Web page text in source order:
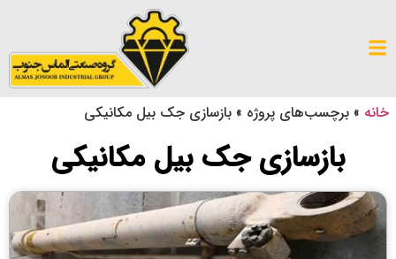
خانه » برچسب‌های پروژه » بازسازی جک بیل مکانیکی
بازسازی جک بیل مکانیکی